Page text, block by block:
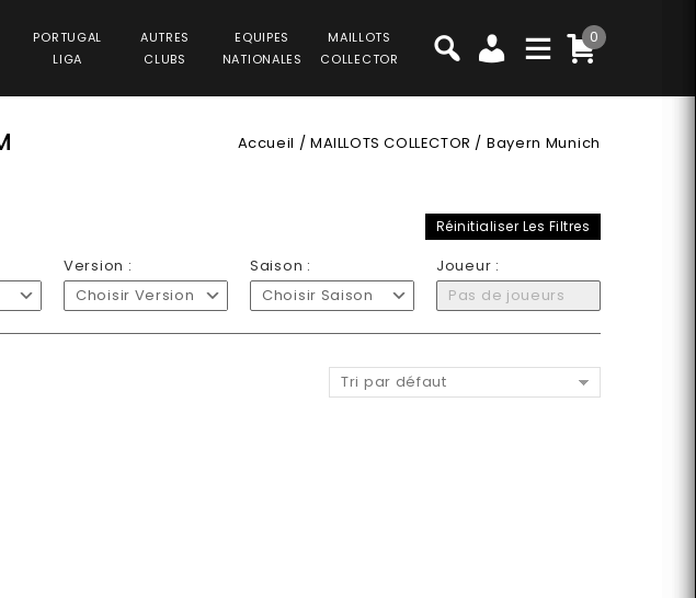
PORTUGAL
LIGA
AUTRES
CLUBS
EQUIPES
NATIONALES
MAILLOTS
COLLECTOR
0
Accueil / MAILLOTS COLLECTOR / Bayern Munich
Réinitialiser Les Filtres
Version :
Choisir Version
Saison :
Choisir Saison
Joueur :
Pas de joueurs
Tri par défaut